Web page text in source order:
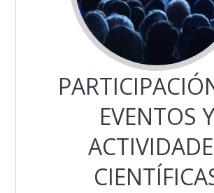
EVENTOS Y